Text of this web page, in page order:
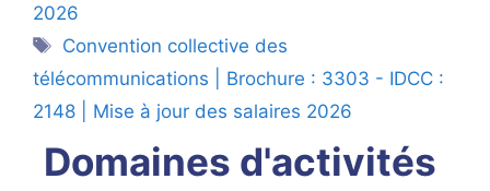
2026
Étiquettes
Convention collective des
télécommunications | Brochure : 3303 - IDCC :
2148 | Mise à jour des salaires 2026
Domaines d'activités